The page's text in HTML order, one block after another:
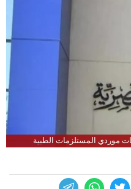
موردي المستلزمات الطبية